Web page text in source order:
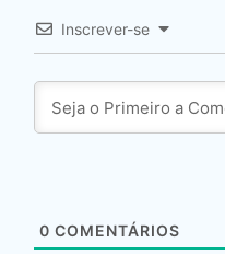
Inscrever-se
0 COMENTÁRIOS